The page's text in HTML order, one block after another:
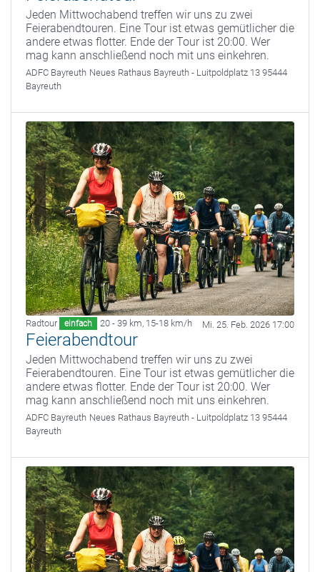
Jeden Mittwochabend treffen wir uns zu zwei
Feierabendtouren. Eine Tour ist etwas gemütlicher die
andere etwas flotter. Ende der Tour ist 20:00. Wer
mag kann anschließend noch mit uns einkehren.
ADFC Bayreuth Neues Rathaus Bayreuth - Luitpoldplatz 13 95444
Bayreuth
Radtour einfach 20 - 39 km, 15-18 km/h Mi. 25. Feb. 2026 17:00
Feierabendtour
Jeden Mittwochabend treffen wir uns zu zwei
Feierabendtouren. Eine Tour ist etwas gemütlicher die
andere etwas flotter. Ende der Tour ist 20:00. Wer
mag kann anschließend noch mit uns einkehren.
ADFC Bayreuth Neues Rathaus Bayreuth - Luitpoldplatz 13 95444
Bayreuth